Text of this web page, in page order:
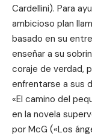
Cardellini). Para
ambicioso plan
basado en su
enseñar a su
coraje de verdad,
enfrentarse a sus
«El camino del
en la novela
por McG («Los